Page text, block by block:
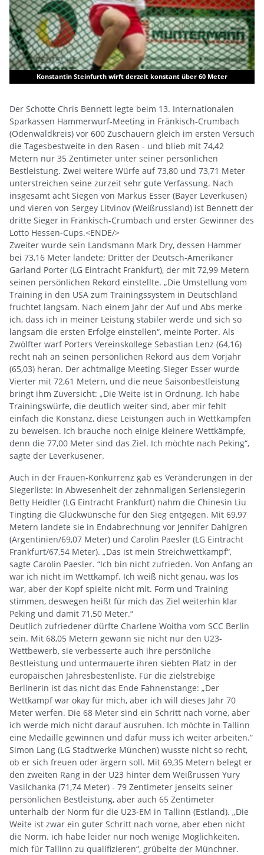
wirft derzeit konstant über 60 Meter Garland
Der Schotte Chris Bennett legte beim 13. Internationalen
Sparkassen Hammerwurf-Meeting in Fränkisch-Crumbach
(Odenwaldkreis) vor 600 Zuschauern gleich im ersten Versuch
die Tagesbestweite in den Rasen - und blieb mit 74,42
Metern nur 35 Zentimeter unter seiner persönlichen
Bestleistung. Zwei weitere Würfe auf 73,80 und 73,71 Meter
unterstreichen seine zurzeit sehr gute Verfassung. Nach
insgesamt acht Siegen von Markus Esser (Bayer Leverkusen)
und vieren von Sergey Litvinov (Weißrussland) ist Bennett der
dritte Sieger in Fränkisch-Crumbach und erster Gewinner des
Lotto Hessen-Cups.<ENDE/>
Zweiter wurde sein Landsmann Mark Dry, dessen Hammer
bei 73,16 Meter landete; Dritter der Deutsch-Amerikaner
Garland Porter (LG Eintracht Frankfurt), der mit 72,99 Metern
seinen persönlichen Rekord einstellte. „Die Umstellung vom
Training in den USA zum Trainingssystem in Deutschland
fruchtet langsam. Nach einem Jahr der Auf und Abs merke
ich, dass ich in meiner Leistung stabiler werde und sich so
langsam die ersten Erfolge einstellen“, meinte Porter. Als
Zwölfter warf Porters Vereinskollege Sebastian Lenz (64,16)
recht nah an seinen persönlichen Rekord aus dem Vorjahr
(65,03) heran. Der achtmalige Meeting-Sieger Esser wurde
Vierter mit 72,61 Metern, und die neue Saisonbestleistung
bringt ihm Zuversicht: „Die Weite ist in Ordnung. Ich habe
Trainingswürfe, die deutlich weiter sind, aber mir fehlt
einfach die Konstanz, diese Leistungen auch in Wettkämpfen
zu beweisen. Ich brauche noch einige kleinere Wettkämpfe,
denn die 77,00 Meter sind das Ziel. Ich möchte nach Peking“,
sagte der Leverkusener.
Auch in der Frauen-Konkurrenz gab es Veränderungen in der
Siegerliste: In Abwesenheit der zehnmaligen Seriensiegerin
Betty Heidler (LG Eintracht Frankfurt) nahm die Chinesin Liu
Tingting die Glückwünsche für den Sieg entgegen. Mit 69,97
Metern landete sie in Endabrechnung vor Jennifer Dahlgren
(Argentinien/69,07 Meter) und Carolin Paesler (LG Eintracht
Frankfurt/67,54 Meter). „Das ist mein Streichwettkampf“,
sagte Carolin Paesler. “Ich bin nicht zufrieden. Von Anfang an
war ich nicht im Wettkampf. Ich weiß nicht genau, was los
war, aber der Kopf spielte nicht mit. Form und Training
stimmen, deswegen heißt für mich das Ziel weiterhin klar
Peking und damit 71,50 Meter.“
Deutlich zufriedener dürfte Charlene Woitha vom SCC Berlin
sein. Mit 68,05 Metern gewann sie nicht nur den U23-
Wettbewerb, sie verbesserte auch ihre persönliche
Bestleistung und untermauerte ihren siebten Platz in der
europäischen Jahresbestenliste. Für die zielstrebige
Berlinerin ist das nicht das Ende Fahnenstange: „Der
Wettkampf war okay für mich, aber ich will dieses Jahr 70
Meter werfen. Die 68 Meter sind ein Schritt nach vorne, aber
ich werde mich nicht darauf ausruhen. Ich möchte in Tallinn
eine Medaille gewinnen und dafür muss ich weiter arbeiten.“
Simon Lang (LG Stadtwerke München) wusste nicht so recht,
ob er sich freuen oder ärgern soll. Mit 69,35 Metern belegt er
den zweiten Rang in der U23 hinter dem Weißrussen Yury
Vasilchanka (71,74 Meter) - 79 Zentimeter jenseits seiner
persönlichen Bestleistung, aber auch 65 Zentimeter
unterhalb der Norm für die U23-EM in Tallinn (Estland). „Die
Weite ist zwar ein guter Schritt nach vorne, aber eben nicht
die Norm. ich habe leider nur noch wenige Möglichkeiten,
mich für Tallinn zu qualifizieren“, grübelte der Münchner.